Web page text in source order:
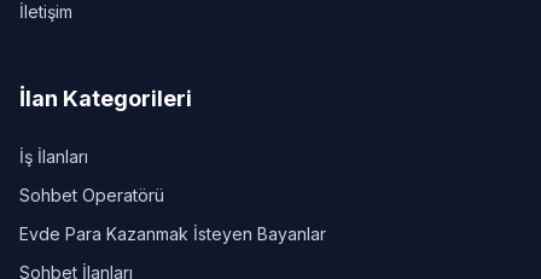
İletişim
İlan Kategorileri
İş İlanları
Sohbet Operatörü
Evde Para Kazanmak İsteyen Bayanlar
Sohbet İlanları